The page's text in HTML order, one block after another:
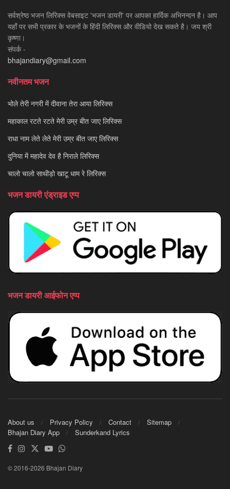
सर्वश्रेष्ठ भजन लिरिक्स वेबसाइट 'भजन डायरी' पर आपका हार्दिक अभिनन्दन है। आप
यहाँ पर सभी प्रकार के भजनों के हिंदी लिरिक्स और वीडियो देख सकते है। जय श्री
कृष्णा।
संपर्क -
bhajandiary@gmail.com
नवीनतम भजन
भोले तेरी नगरी में दीवाना तेरा आया लिरिक्स
महाकाल रटते रटते मेरी उम्र बीत जाए लिरिक्स
राधा नाम लेते लेते मेरी उम्र बीत जाए लिरिक्स
दुनिया में महादेव देव है निराले लिरिक्स
चालो चालो साथीड़ो खाटू धाम रे लिरिक्स
भजन डायरी एंड्राइड एप्प
भजन डायरी आईफोन एप्प
About us Privacy Policy Contact
Sitemap
Bhajan Diary App
Sunderkand Lyrics
© 2016-2026 Bhajan Diary